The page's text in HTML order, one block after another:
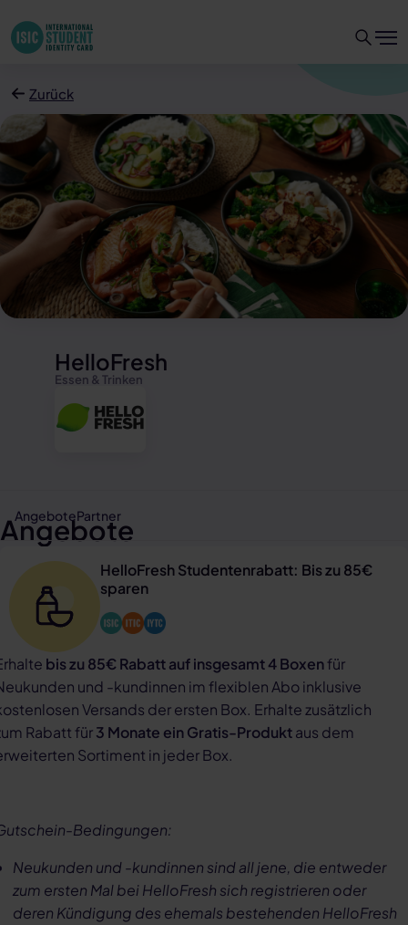
Zurück
Essen & Trinken
HelloFresh
AngebotePartner
Angebote
HelloFresh Studentenrabatt: Bis zu 85€
sparen
bis zu 85€ Rabatt auf insgesamt 4 Boxenfür
und -kundinnen im flexiblen Abo inklusive
Versands der ersten Box. Erhalte zusätzlich
Rabatt für3 Monate ein Gratis-Produktaus dem
Sortiment in jeder Box.
Bedingungen:
Neukunden und -kundinnen sind all jene, die entweder
zum ersten Mal bei HelloFresh sich registrieren oder
deren Kündigung des ehemals bestehenden HelloFresh